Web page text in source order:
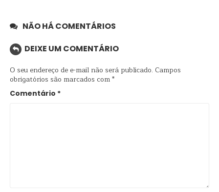
NÃO HÁ COMENTÁRIOS
DEIXE UM COMENTÁRIO
O seu endereço de e-mail não será publicado. Campos
obrigatórios são marcados com*
Comentário *